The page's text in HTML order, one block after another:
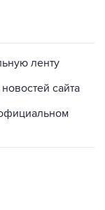
ленту
сайта